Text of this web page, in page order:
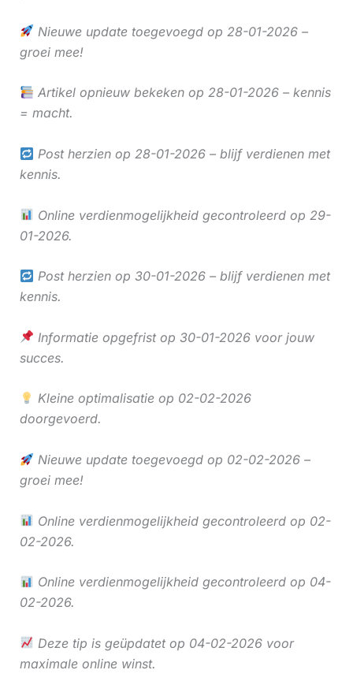
Nieuwe update toegevoegd op 28-01-2026 –
groei mee!
Artikel opnieuw bekeken op 28-01-2026 – kennis
= macht.
Post herzien op 28-01-2026 – blijf verdienen met
kennis.
Online verdienmogelijkheid gecontroleerd op 29-
01-2026.
Post herzien op 30-01-2026 – blijf verdienen met
kennis.
Informatie opgefrist op 30-01-2026 voor jouw
succes.
Kleine optimalisatie op 02-02-2026
doorgevoerd.
Nieuwe update toegevoegd op 02-02-2026 –
groei mee!
Online verdienmogelijkheid gecontroleerd op 02-
02-2026.
Online verdienmogelijkheid gecontroleerd op 04-
02-2026.
Deze tip is geüpdatet op 04-02-2026 voor
maximale online winst.